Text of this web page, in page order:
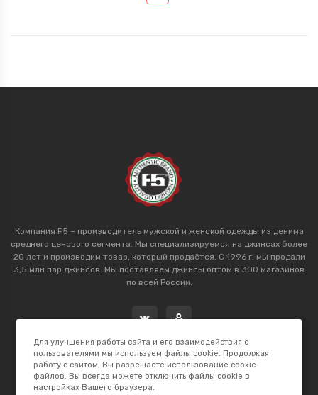
Компания F5 – производитель мужской и женской одежды из денима
среднего ценового сегмента. Мы специализируемся на джинсах более
20 лет и производим товар, который продаётся. С 1996 г. мы продали
3,5 млн пар джинсов. Мы поставляем джинсы оптом в 300 магазинов
по всей России.
Для улучшения работы сайта и его взаимодействия с
пользователями мы используем файлы cookie. Продолжая
работу с сайтом, Вы разрешаете использование cookie-
файлов. Вы всегда можете отключить файлы cookie в
настройках Вашего браузера.